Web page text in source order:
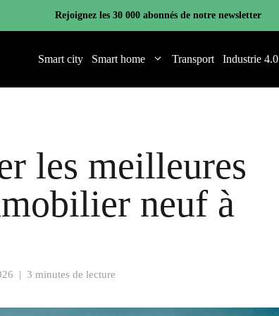
Rejoignez les 30 000 abonnés de notre newsletter
Smart city Smart home Transport Industrie 4.0
les meilleures
neuf à
| 3 minutes de lecture